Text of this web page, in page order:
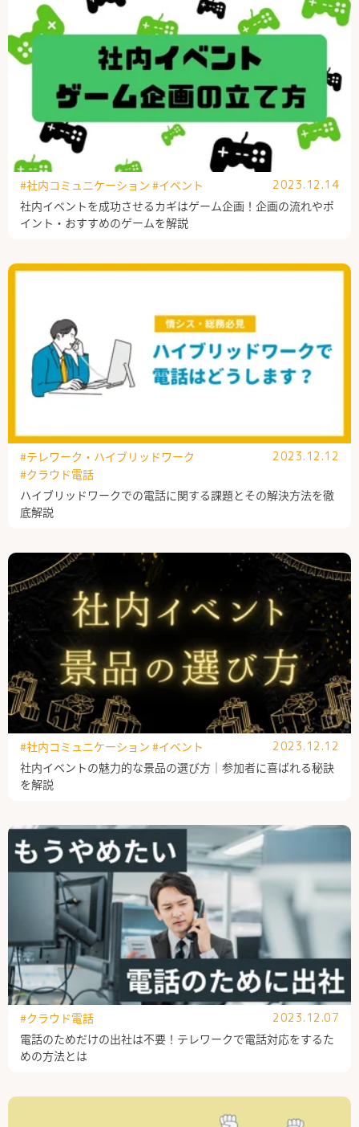
社内イベントを成功させるカギはゲーム企画！企画の流れやポ
イント・おすすめのゲームを解説
#社内コミュニケーション #イベント 2023.12.14
ハイブリッドワークでの電話に関する課題とその解決方法を徹
底解説
#テレワーク・ハイブリッドワーク
#クラウド電話
2023.12.12
社内イベントの魅力的な景品の選び方｜参加者に喜ばれる秘訣
を解説
#社内コミュニケーション #イベント 2023.12.12
電話のためだけの出社は不要！テレワークで電話対応をするた
めの方法とは
#クラウド電話 2023.12.07